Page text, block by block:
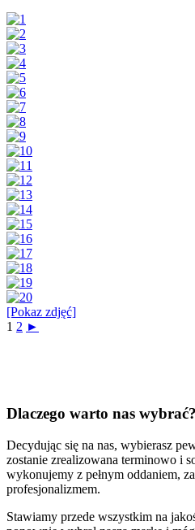
[Pokaz zdjęć]
1 2 ►
Dlaczego warto nas wybrać?
Decydując się na nas, wybierasz
zostanie zrealizowana terminowo i
wykonujemy z pełnym oddaniem,
profesjonalizmem.
Stawiamy przede wszystkim na